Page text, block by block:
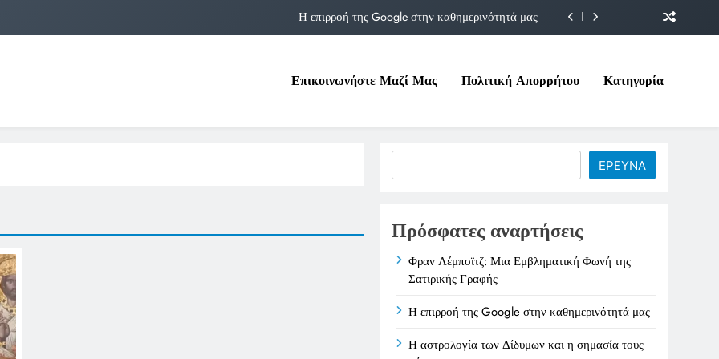
Η επιρροή της Google στην καθημερινότητά μας
Η Δομνα Μιχαηλίδου και οι Πολιτικές της στο Υπουργείο Εργασίας
Η επιρροή της Google στην καθημερινότητά μας
Η αστρολογία των Δίδυμων και η σημασία τους σήμερα
Επικοινωνήστε Μαζί Μας Πολιτική Απορρήτου Κατηγορία
ΕΡΕΥΝΑ
Πρόσφατες αναρτήσεις
Φραν Λέμποϊτζ: Μια Εμβληματική Φωνή της
Σατιρικής Γραφής
Η επιρροή της Google στην καθημερινότητά μας
Η αστρολογία των Δίδυμων και η σημασία τους